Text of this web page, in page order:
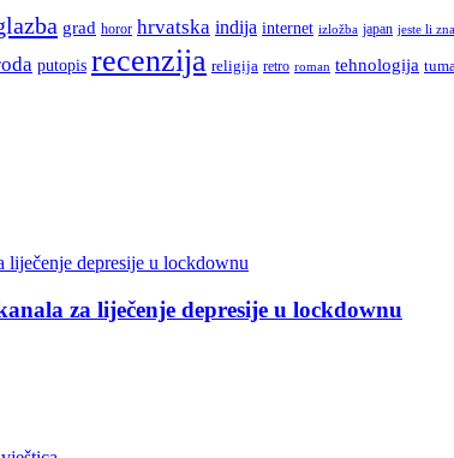
grad horor hrvatska indija internet izložba japan jeste li
putopis recenzija religija retro roman tehnologija
za liječenje depresije u lockdownu